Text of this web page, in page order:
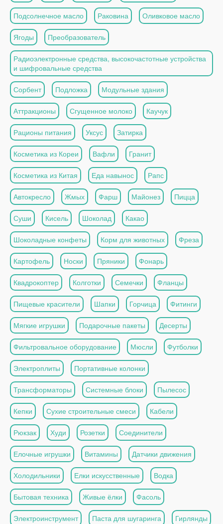
Подсолнечное масло Раковина Оливковое масло
Ягоды Преобразователь
Радиоэлектронные средства, высокочастотные устройства
и шифровальные средства
Сорбент Подложка Модульные здания
Аттракционы Сгущенное молоко Каучук
Рационы питания Уксус Затирка
Косметика из Кореи Вафли Гранит
Косметика из Китая Еда навынос Рапс
Автокресло Жмых Фарш Майонез Пицца
Суши Кисель Шоколад Какао
Шоколадные конфеты Корм для животных Фреза
Картофель Носки Пряники Фонарь
Квадрокоптер Колготки Семечки Фланцы
Пищевые красители Шапки Горчица Фитинги
Мягкие игрушки Подарочные пакеты Десерты
Фильтровальное оборудование Мюсли Футболки
Электроплиты Портативные колонки
Трансформаторы Системные блоки Пылесос
Кепки Сухие строительные смеси Кабели
Рюкзак Худи Розетки Соединители
Елочные игрушки Витамины Датчики движения
Холодильники Елки искусственные Водка
Бытовая техника Живые ёлки Фасоль
Электроинструмент Паста для шугаринга Гирлянды